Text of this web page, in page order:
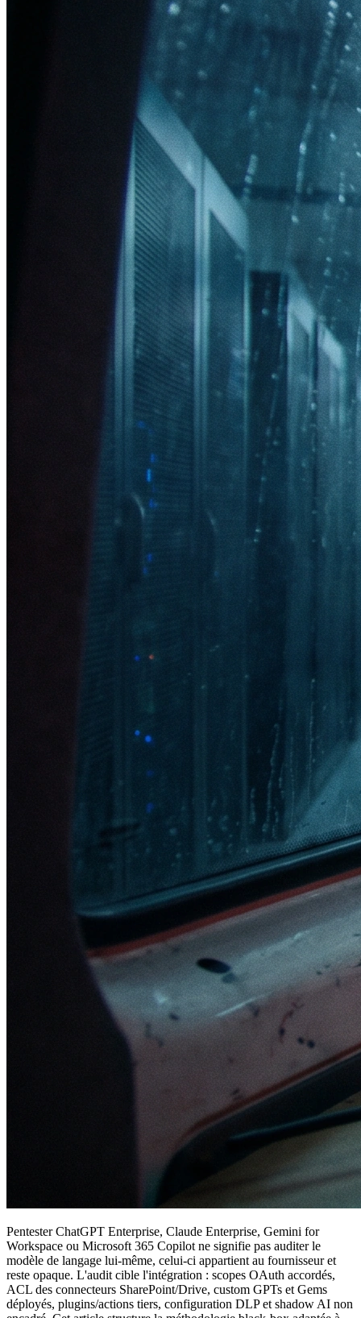
Pentester ChatGPT Enterprise, Claude Enterprise, Gemini for
Workspace ou Microsoft 365 Copilot ne signifie pas auditer le
modèle de langage lui-même, celui-ci appartient au fournisseur et
reste opaque. L'audit cible l'intégration : scopes OAuth accordés,
ACL des connecteurs SharePoint/Drive, custom GPTs et Gems
déployés, plugins/actions tiers, configuration DLP et shadow AI non